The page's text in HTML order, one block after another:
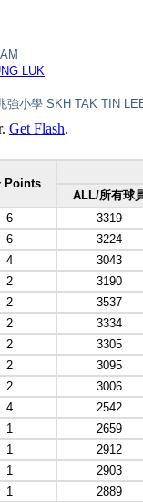
LUK
強小學 SKH TAK TIN
Get Flash.
Points
ALL/所有球
6
3319
6
3224
4
3043
2
3190
2
3537
2
3334
2
3305
2
3095
2
3006
4
2542
1
2659
1
2912
1
2903
1 2889